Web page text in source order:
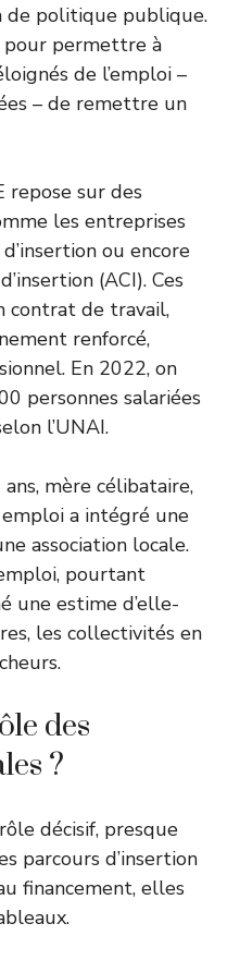
de politique publique.
pour permettre à
de l’emploi –
– de remettre un
repose sur des
les entreprises
ou encore
(ACI). Ces
contrat de travail,
renforcé,
En 2022, on
personnes salariées
l’UNAI.
ans, mère célibataire,
a intégré une
association locale.
pourtant
une estime d’elle-
les collectivités en
des
?
décisif, presque
parcours d’insertion
financement, elles